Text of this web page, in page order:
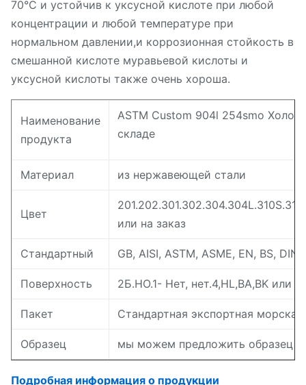
70°С и устойчив к уксусной кислоте при любой
концентрации и любой температуре при
нормальном давлении,и коррозионная стойкость в
смешанной кислоте муравьевой кислоты и
уксусной кислоты также очень хороша.
Наименование
продукта
ASTM Custom 904l 254smo
складе
Материал из нержавеющей стали
Цвет
или на заказ
Стандартный GB, AISI, ASTM, ASME, EN, BS, DIN,
Поверхность 2Б.НО.1- Нет, нет.4,HL,BA,BK или
Пакет Стандартная экспортная
Образец мы можем предложить образец
Подробная информация о продукции